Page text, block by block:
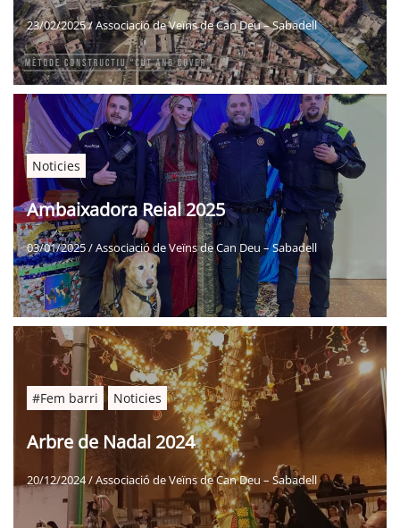
23/02/2025/Associació de Veïns de Can Deu – Sabadell
Noticies
Ambaixadora Reial 2025
03/01/2025/Associació de Veïns de Can Deu – Sabadell
#Fem barri Noticies
Arbre de Nadal 2024
20/12/2024/Associació de Veïns de Can Deu – Sabadell